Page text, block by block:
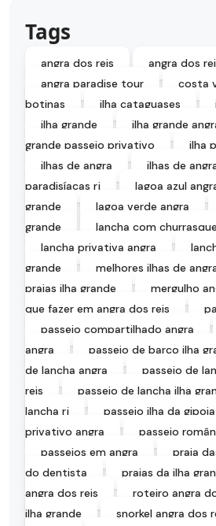
Tags
angra dos reis
angra dos
angra paradise tour
costa
botinas
ilha cataguases
ilha grande
ilha grande
grande passeio privativo
ilha
ilhas de angra
ilhas de
paradisíacas rj
lagoa azul
grande
lagoa verde angra
grande
lancha com
lancha privativa angra
grande
melhores ilhas de
praias ilha grande
mergulho
que fazer em angra dos reis
passeio compartilhado angra
angra
passeio de barco ilha
de lancha angra
passeio de
reis
passeio de lancha ilha
lancha rj
passeio ilha da gipoia
privativo angra
passeio
passeios em angra
praia
do dentista
praias da ilha
angra dos reis
roteiro angra
ilha grande
snorkel angra dos